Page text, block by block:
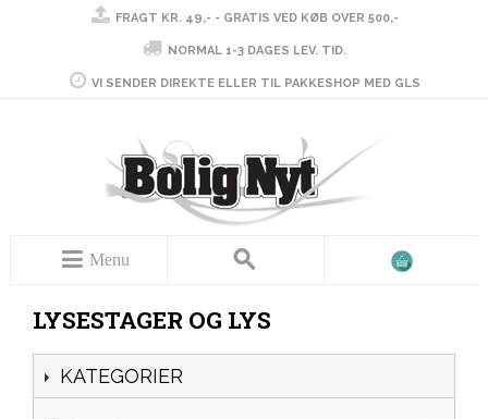
FRAGT KR. 49,- - GRATIS VED KØB OVER 500,-
NORMAL 1-3 DAGES LEV. TID.
VI SENDER DIREKTE ELLER TIL PAKKESHOP MED GLS
Menu
LYSESTAGER OG LYS
KATEGORIER